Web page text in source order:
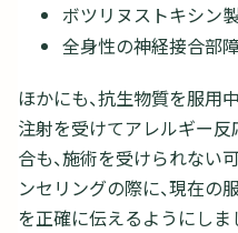
ボツリヌストキシン
全身性の神経接合部
ほかにも、抗生物質を服用
注射を受けてアレルギー
合も、施術を受けられない
ンセリングの際に、現在の
を正確に伝えるようにしま